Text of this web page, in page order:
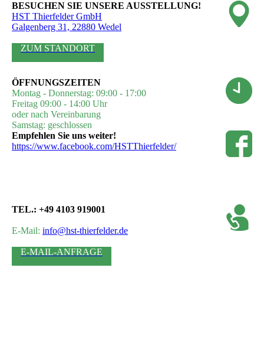
BESUCHEN SIE UNSERE AUSSTELLUNG!
HST Thierfelder GmbH
Galgenberg 31, 22880 Wedel
ZUM STANDORT
ÖFFNUNGSZEITEN
Montag - Donnerstag: 09:00 - 17:00
Freitag 09:00 - 14:00 Uhr
oder nach Vereinbarung
Samstag: geschlossen
Empfehlen Sie uns weiter!
https://www.facebook.com/HSTThierfelder/
TEL.: +49 4103 919001
E-Mail: info@hst-thierfelder.de
E-MAIL-ANFRAGE